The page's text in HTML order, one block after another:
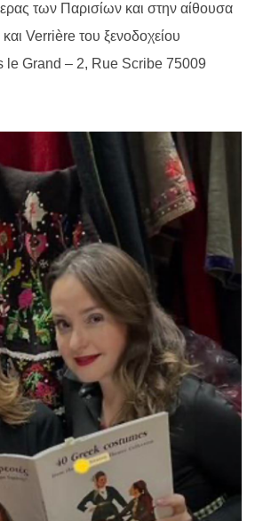
των Παρισίων και στην αίθουσα
Verrière του ξενοδοχείου
le Grand – 2, Rue Scribe 75009